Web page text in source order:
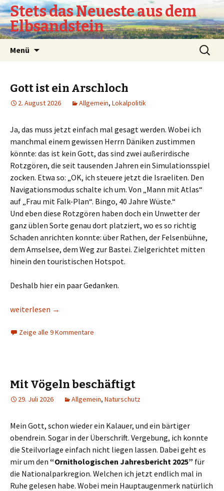
Stets das Neueste aus dem
Elbsandstein
Menü
Suchen
nach:
Gott ist ein Arschloch
2. August 2026 Allgemein, Lokalpolitik
Ja, das muss jetzt einfach mal gesagt werden. Wobei ich
manchmal einem gewissen Herrn Däniken zustimmen
könnte: das ist kein Gott, das sind zwei außerirdische
Rotzgören, die seit tausenden Jahren ein Simulationsspiel
zocken. Etwa so: „OK, ich steuere jetzt die Israeliten. Den
Navigationsmodus schalte ich um. Von „Mann mit Atlas“
auf „Frau mit Falk-Plan“. Bingo, 40 Jahre Wüste.“
Und eben diese Rotzgören haben doch ein Unwetter der
ganz üblen Sorte genau dort platziert, wo es so richtig
Schaden anrichten konnte: über Rathen, der Felsenbühne,
dem Amselsee, dem Weg zur Bastei. Zielgerichtet mitten
hinein den touristischen Hotspot.
Deshalb hier ein paar Gedanken.
Gott ist ein Arschloch
weiterlesen →
Zeige alle 9 Kommentare
Mit Vögeln beschäftigt
29. Juli 2026 Allgemein, Naturschutz
Mein Gott, schon wieder ein Kalauer, und ein bärtiger
obendrein. Sogar in der Überschrift. Vergebung, ich konnte
die Steilvorlage einfach nicht liegen lassen. Dabei geht es
mir um den “Ornithologischen Jahresbericht 2025” für
die Nationalparkregion. Welchen ich jetzt endlich mal in
Ruhe gelesen habe. Wobei mein Hauptaugenmerk natürlich